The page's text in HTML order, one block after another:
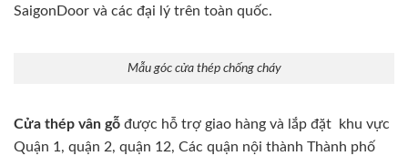
SaigonDoor và các đại lý trên toàn quốc.
Mẫu góc cửa thép chống cháy
Cửa thép vân gỗ được hỗ trợ giao hàng và lắp đặt khu vực
Quận 1, quận 2, quận 12, Các quận nội thành Thành phố